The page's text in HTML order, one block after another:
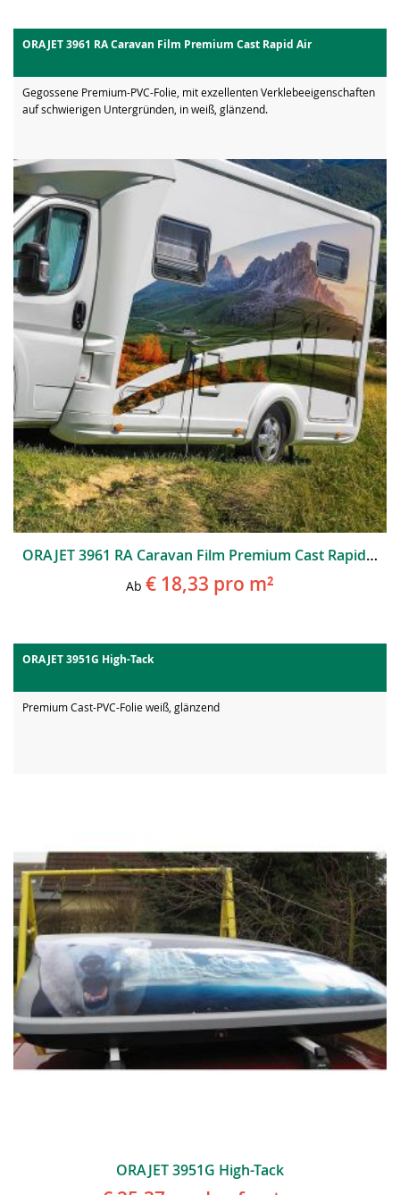
ORAJET 3961 RA Caravan Film Premium Cast Rapid Air
Gegossene Premium-PVC-Folie, mit exzellenten Verklebeeigenschaften
auf schwierigen Untergründen, in weiß, glänzend.
ORAJET 3961 RA Caravan Film Premium Cast Rapid Air
Ab € 18,33 pro m²
ORAJET 3951G High-Tack
Premium Cast-PVC-Folie weiß, glänzend
ORAJET 3951G High-Tack